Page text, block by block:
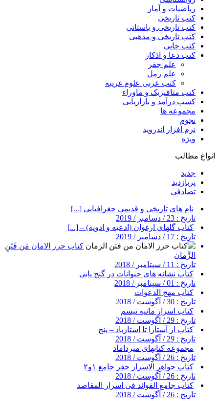
ریاضیات و آمار
کتب تاریخی
کتب تاریخی و باستانی
کتب تاریخی و مذهبی
کتب چاپی
کتب دعا و اذکار
علم جفر
علم رمل
کتب عربی علوم غریبه
کتب متافیزیک و ماوراء
کسب درآمد و بازاریابی
مجموعه ها
نجوم
نرم افزار اندروید
ویژه
انواع مطالب
جدید
پربازدید
تصادفی
نام های تاریخی و قدیمی جغرافیایی [...]
تاریخ : 23 / دسامبر / 2019
کتاب گلهای ارغوان (ادعیه و ادویه) – [...]
تاریخ : 17 / دسامبر / 2019
کتاب حرز الامان مَن فَتَنِ
الزَّمان
تاریخ : 11 / سپتامبر / 2018
کتاب نشانه های حیوانات در گنج یابی
تاریخ : 01 / سپتامبر / 2018
کتاب مهج الدعوات
تاریخ : 30 / آگوست / 2018
کتاب اسرار مانیه تیسم
تاریخ : 29 / آگوست / 2018
کتاب از آستارا تا استارباد – پنج
تاریخ : 29 / آگوست / 2018
مجموعه کتابهای میرداماد
تاریخ : 26 / آگوست / 2018
کتاب جواهر الاسرار جفر جامع ۱و۲
تاریخ : 26 / آگوست / 2018
کتاب جامع الفوائد فی اسرار المقاصد
تاریخ : 26 / آگوست / 2018